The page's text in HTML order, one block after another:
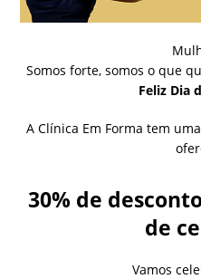
Somos forte, somos o que
Feliz Dia
A Clínica Em Forma tem
30% de
de
Vamos